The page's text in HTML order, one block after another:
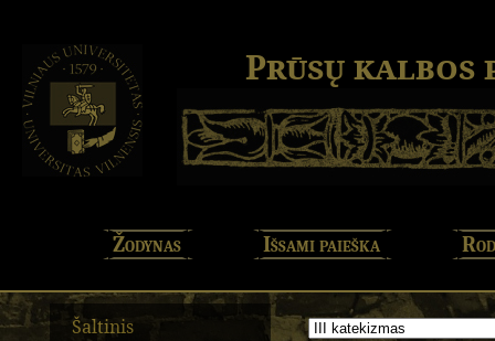
Prūsų kalbos
Žodynas Išsami paieška
Šaltinis